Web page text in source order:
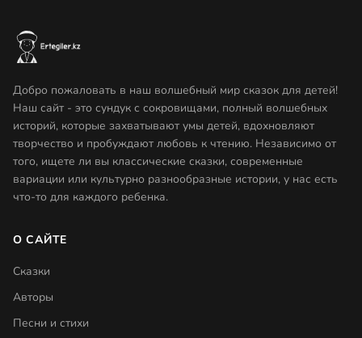
Добро пожаловать в наш волшебный мир сказок для детей!
Наш сайт - это сундук с сокровищами, полный волшебных
историй, которые захватывают умы детей, вдохновляют
творчество и пробуждают любовь к чтению. Независимо от
того, ищете ли вы классические сказки, современные
вариации или культурно разнообразные истории, у нас есть
что-то для каждого ребенка.
О САЙТЕ
Сказки
Авторы
Песни и стихи